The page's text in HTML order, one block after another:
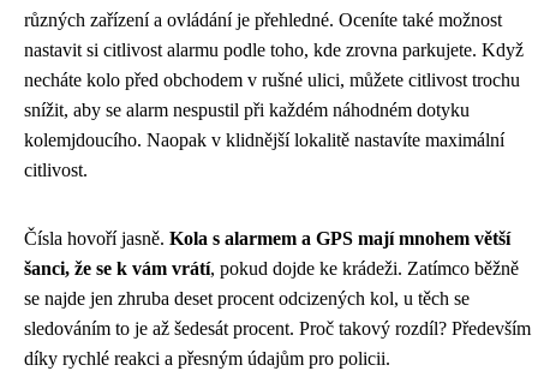
různých zařízení a ovládání je přehledné. Oceníte také možnost
nastavit si citlivost alarmu podle toho, kde zrovna parkujete. Když
necháte kolo před obchodem v rušné ulici, můžete citlivost trochu
snížit, aby se alarm nespustil při každém náhodném dotyku
kolemjdoucího. Naopak v klidnější lokalitě nastavíte maximální
citlivost.
Čísla hovoří jasně. Kola s alarmem a GPS mají mnohem větší
šanci, že se k vám vrátí, pokud dojde ke krádeži. Zatímco běžně
se najde jen zhruba deset procent odcizených kol, u těch se
sledováním to je až šedesát procent. Proč takový rozdíl? Především
díky rychlé reakci a přesným údajům pro policii.